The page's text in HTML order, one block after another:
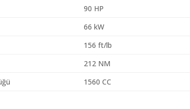
90 HP
66 kW
156 ft/lb
212 NM
1560 CC